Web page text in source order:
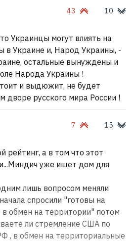
43 10
Украинцы могут влиять на
в Украине и, Народ Украины, -
остальные вынуждены и
Народа Украины !
и выдюжит, не будет
дворе русского мира России !
7 15
рейтинг, а в том что этот
уже ищет дом для
лишь вопросом меняли
спросили "готовы на
обмен на территории" потом
ли стремление США по
, в обмен на территориальные